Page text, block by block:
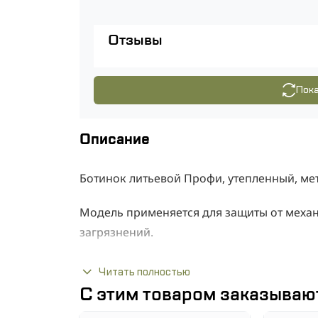
Отзывы
Описание
Ботинок литьевой Профи, утепленный,
Модель применяется для защиты от
загрязнений.
самоочищающимся профилем ходовой
долговечность, хорошие гидрозащитные
Читать полностью
С этим товаром